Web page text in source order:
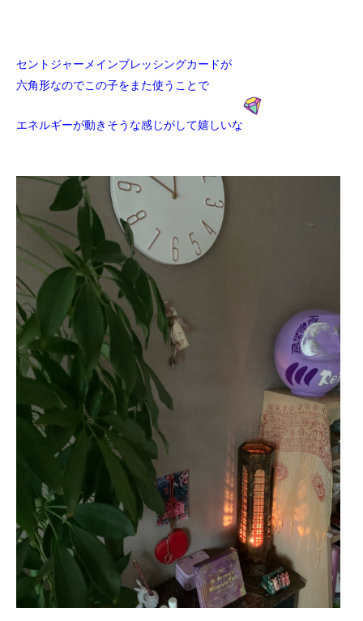
セントジャーメインブレッシングカードが
六角形なのでこの子をまた使うことで
エネルギーが動きそうな感じがして嬉しいな